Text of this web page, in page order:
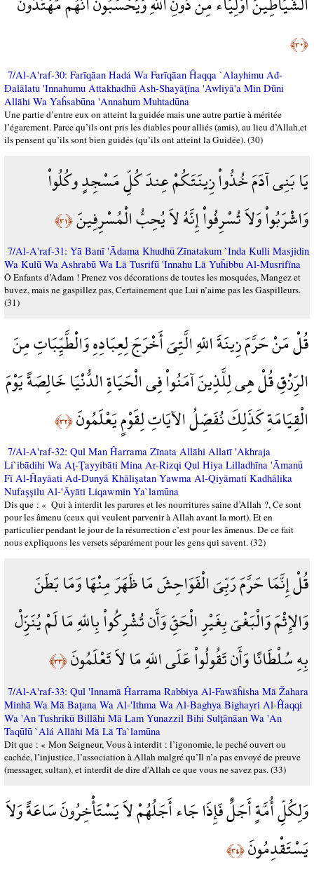
﴿٣٠﴾
7/Al-A'raf-30: Farīqāan Hadá Wa Farīqāan Ĥaqqa `Alayhimu Ađ-
Đalālatu 'Innahumu Attakhadhū Ash-Shayāţīna 'Awliyā'a Min Dūni
Allāhi Wa Yaĥsabūna 'Annahum Muhtadūna
Une partie d’entre eux on atteint la guidée mais une autre partie à méritée
l’égarement. Parce qu’ils ont pris les diables pour alliés (amis), au lieu d’Allah,et
ils pensent qu’ils sont bien guidés (qu’ils ont atteint la Guidée). (30)
يَا بَنِي آدَمَ خُذُواْ زِينَتَكُمْ عِندَ كُلِّ مَسْجِدٍ وكُلُواْ
وَاشْرَبُواْ وَلاَ تُسْرِفُواْ إِنَّهُ لاَ يُحِبُّ الْمُسْرِفِينَ﴿٣١﴾
7/Al-A'raf-31: Yā Banī 'Ādama Khudhū Zīnatakum `Inda Kulli Masjidin
Wa Kulū Wa Ashrabū Wa Lā Tusrifū 'Innahu Lā Yuĥibbu Al-Musrifīna
Ô Enfants d’Adam ! Prenez vos décorations de toutes les mosquées, Mangez et
buvez, mais ne gaspillez pas, Certainement que Lui n’aime pas les Gaspilleurs.
(31)
قُلْ مَنْ حَرَّمَ زِينَةَ اللّهِ الَّتِيَ أَخْرَجَ لِعِبَادِهِ وَالْطَّيِّبَاتِ مِنَ
الرِّزْقِ قُلْ هِي لِلَّذِينَ آمَنُواْ فِي الْحَيَاةِ الدُّنْيَا خَالِصَةً يَوْمَ
الْقِيَامَةِ كَذَلِكَ نُفَصِّلُ الآيَاتِ لِقَوْمٍ يَعْلَمُونَ﴿٣٢﴾
7/Al-A'raf-32: Qul Man Ĥarrama Zīnata Allāhi Allatī 'Akhraja
Li`ibādihi Wa Aţ-Ţayyibāti Mina Ar-Rizqi Qul Hiya Lilladhīna 'Āmanū
Fī Al-Ĥayāati Ad-Dunyā Khālişatan Yawma Al-Qiyāmati Kadhālika
Nufaşşilu Al-'Āyāti Liqawmin Ya`lamūna
Dis que : « Qui à interdit les parures et les nourritures saine d’Allah ?, Ce sont
pour les âmenu (ceux qui veulent parvenir à Allah avant la mort). Et en
particulier pendant le jour de la résurrection c’est pour les âmenus. De ce fait
nous expliquons les versets séparément pour les gens qui savent. (32)
قُلْ إِنَّمَا حَرَّمَ رَبِّيَ الْفَوَاحِشَ مَا ظَهَرَ مِنْهَا وَمَا بَطَنَ
وَالإِثْمَ وَالْبَغْيَ بِغَيْرِ الْحَقِّ وَأَن تُشْرِكُواْ بِاللّهِ مَا لَمْ يُنَزِّلْ
بِهِ سُلْطَانًا وَأَن تَقُولُواْ عَلَى اللّهِ مَا لاَ تَعْلَمُونَ﴿٣٣﴾
7/Al-A'raf-33: Qul 'Innamā Ĥarrama Rabbiya Al-Fawāĥisha Mā Žahara
Minhā Wa Mā Baţana Wa Al-'Ithma Wa Al-Baghya Bighayri Al-Ĥaqqi
Wa 'An Tushrikū Billāhi Mā Lam Yunazzil Bihi Sulţānāan Wa 'An
Taqūlū `Alá Allāhi Mā Lā Ta`lamūna
Dit que : « Mon Seigneur, Vous à interdit : l’igonomie, le peché ouvert ou
cachée, l’injustice, l’association à Allah malgré qu’Il n’a pas envoyé de preuve
(messager, sultan), et interdit de dire d’Allah ce que vous ne savez pas. (33)
وَلِكُلِّ أُمَّةٍ أَجَلٌ فَإِذَا جَاء أَجَلُهُمْ لاَ يَسْتَأْخِرُونَ سَاعَةً وَلاَ
يَسْتَقْدِمُونَ﴿٣٤﴾